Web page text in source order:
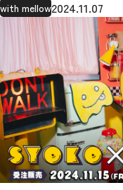
with mellow2024.11.07